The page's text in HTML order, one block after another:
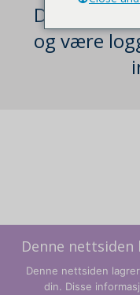
Du må
og være
Denne
Denne nettsiden
din. Disse